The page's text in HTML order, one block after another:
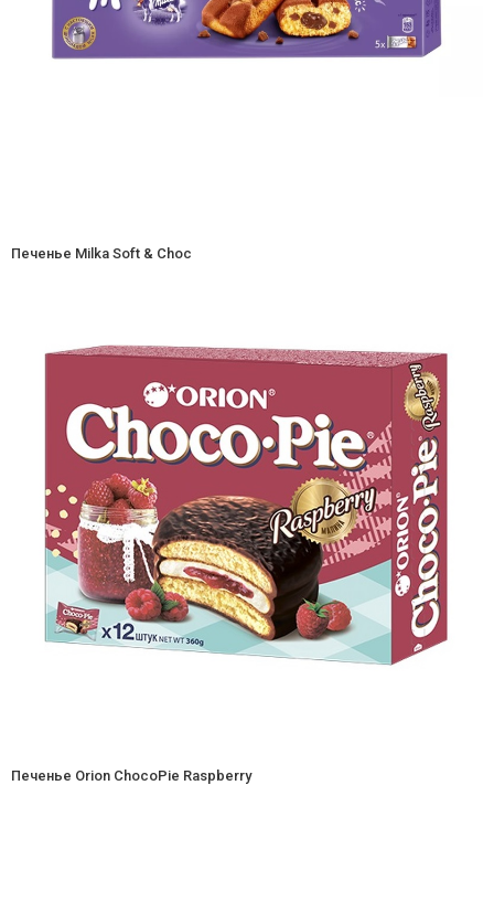
Печенье Milka Soft & Choc
Печенье Orion ChocoPie Raspberry